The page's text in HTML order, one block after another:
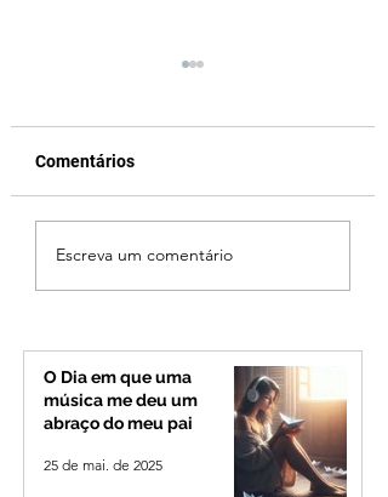
Criança de 2 anos
na Zona Rural de Ibiá
Comentários
Escreva um comentário
O Dia em que uma
música me deu um
abraço do meu pai
25 de mai. de 2025